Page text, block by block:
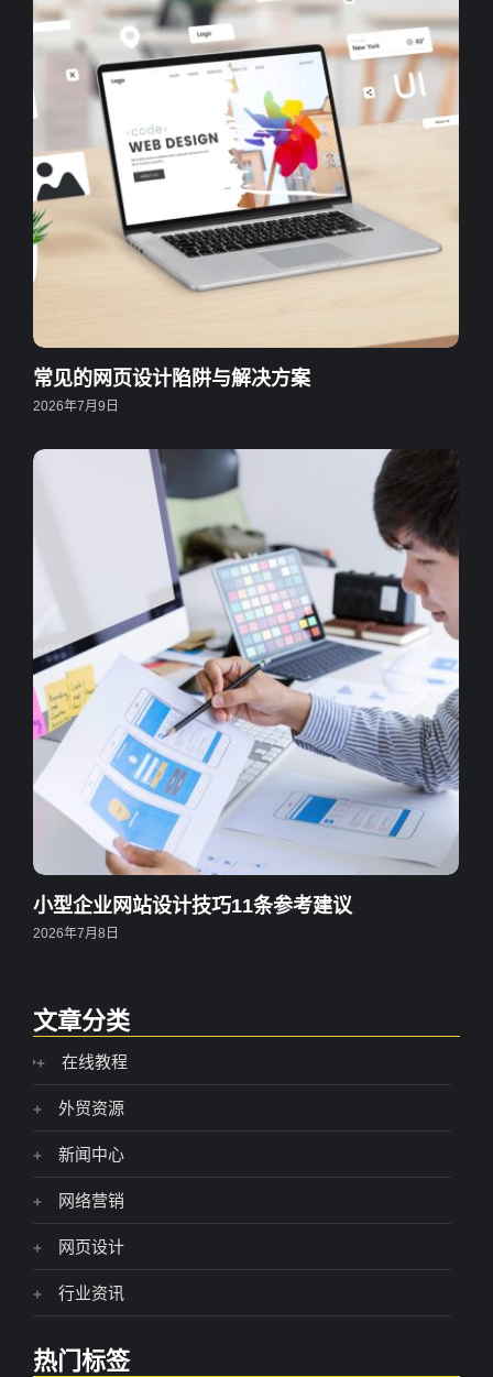
常见的网页设计陷阱与解决方案
2026年7月9日
小型企业网站设计技巧11条参考建议
2026年7月8日
文章分类
在线教程
外贸资源
新闻中心
网络营销
网页设计
行业资讯
热门标签